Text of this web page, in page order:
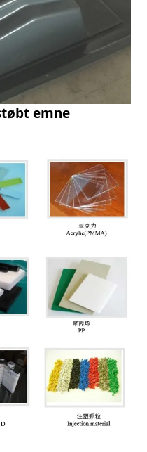
emne